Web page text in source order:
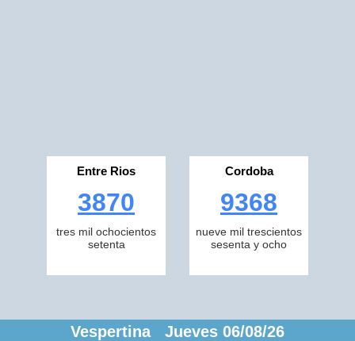
Entre Rios
3870
tres mil ochocientos
setenta
Cordoba
9368
nueve mil trescientos
sesenta y ocho
Vespertina Jueves 06/08/26